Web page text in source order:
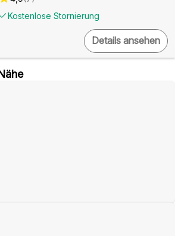
Kostenlose Stornierung
Details ansehen